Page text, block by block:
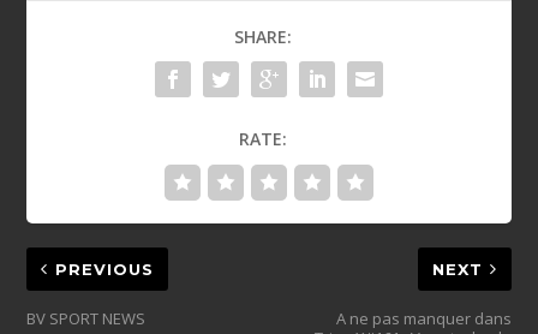
SHARE:
RATE:
PREVIOUS
BV SPORT NEWS
NEXT
A ne pas manquer dans